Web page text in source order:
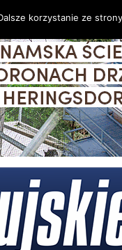
korzystanie ze